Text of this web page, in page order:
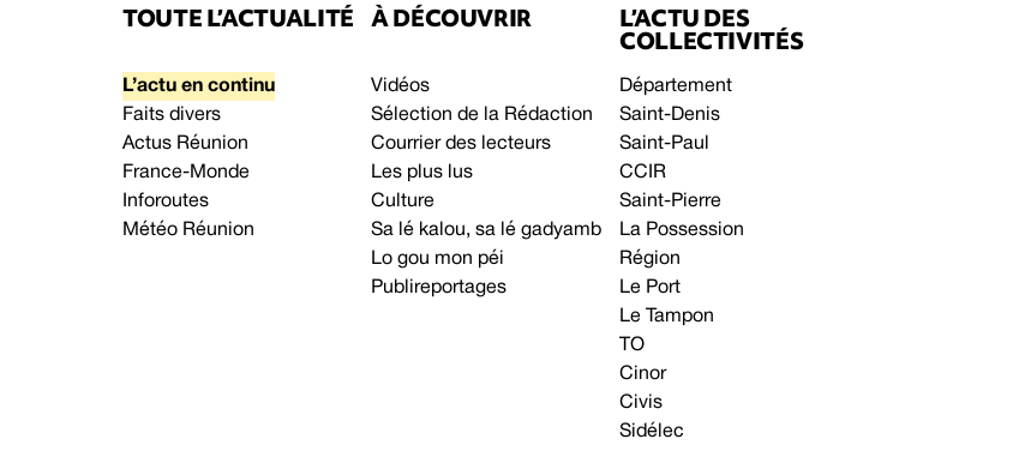
TOUTE L’ACTUALITÉ
L’actu en continu
Faits divers
Actus Réunion
France-Monde
Inforoutes
Météo Réunion
À DÉCOUVRIR
Vidéos
Sélection de la Rédaction
Courrier des lecteurs
Les plus lus
Culture
Sa lé kalou, sa lé gadyamb
Lo gou mon péi
Publireportages
L’ACTU DES
COLLECTIVITÉS
Département
Saint-Denis
Saint-Paul
CCIR
Saint-Pierre
La Possession
Région
Le Port
Le Tampon
TO
Cinor
Civis
Sidélec